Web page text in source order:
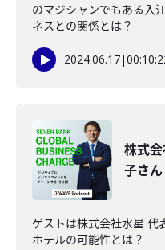
のマジシャンでもある入
ネスとの関係とは？
2024.06.17|
株式
子さん
ゲストは株式会社水星 代
ホテルの可能性とは？